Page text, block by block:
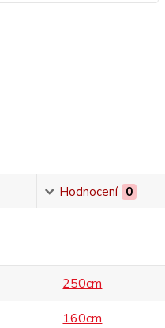
Hodnocení 0
250cm
160cm